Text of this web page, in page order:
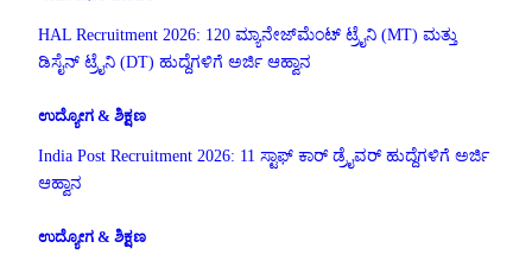
HAL Recruitment 2026: 120 ಮ್ಯಾನೇಜ್‌ಮೆಂಟ್ ಟ್ರೈನಿ (MT) ಮತ್ತು
ಡಿಸೈನ್ ಟ್ರೈನಿ (DT) ಹುದ್ದೆಗಳಿಗೆ ಅರ್ಜಿ ಆಹ್ವಾನ
ಉದ್ಯೋಗ & ಶಿಕ್ಷಣ
India Post Recruitment 2026: 11 ಸ್ಟಾಫ್ ಕಾರ್ ಡ್ರೈವರ್ ಹುದ್ದೆಗಳಿಗೆ ಅರ್ಜಿ
ಆಹ್ವಾನ
ಉದ್ಯೋಗ & ಶಿಕ್ಷಣ